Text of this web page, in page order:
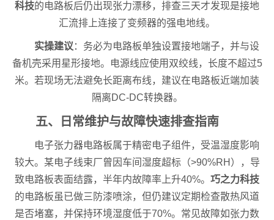
科技的电路板后仍出现张力漂移，排查三天才发现是接地
汇流排上连接了变频器的强电地线。
实操建议 ：务必为电路板单独设置接地端子，并与设
备机壳采用星形接地。电源线应使用双绞线，长度不超过5
米。若现场无法避免长距离布线，建议在电路板近端加装
隔离DC-DC转换器。
五、日常维护与故障快速排查指南
电子张力器电路板属于精密电子组件，受温湿度影响
较大。某电子线束厂曾因车间湿度超标（>90%RH），导
致电路板表面结露，半年内故障率上升40%。 巧之力科技
的电路板虽已做三防漆喷涂，但仍建议定期检查散热风道
是否堵塞，并保持环境湿度低于70%。常见故障如张力数